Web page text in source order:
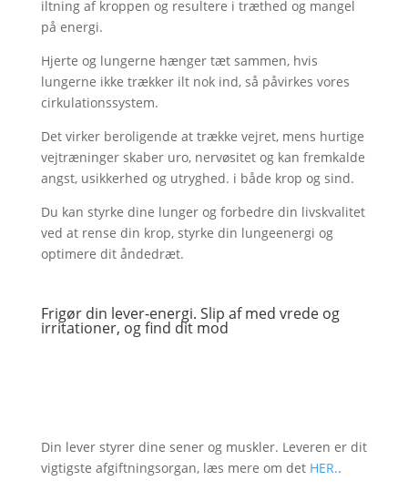
iltning af kroppen og resultere i træthed og mangel
på energi.
Hjerte og lungerne hænger tæt sammen, hvis
lungerne ikke trækker ilt nok ind, så påvirkes vores
cirkulationssystem.
Det virker beroligende at trække vejret, mens hurtige
vejtræninger skaber uro, nervøsitet og kan fremkalde
angst, usikkerhed og utryghed. i både krop og sind.
Du kan styrke dine lunger og forbedre din livskvalitet
ved at rense din krop, styrke din lungeenergi og
optimere dit åndedræt.
Frigør din lever-energi. Slip af med vrede og
irritationer, og find dit mod
Din lever styrer dine sener og muskler. Leveren er dit
vigtigste afgiftningsorgan, læs mere om det HER..